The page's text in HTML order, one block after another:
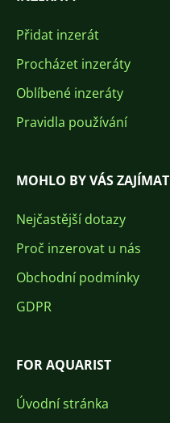
Přidat inzerát
Procházet inzeráty
Oblíbené inzeráty
Pravidla používání
MOHLO BY VÁS ZAJÍMAT
Nejčastější dotazy
Proč inzerovat u nás
Obchodní podmínky
GDPR
FOR AQUARIST
Úvodní stránka